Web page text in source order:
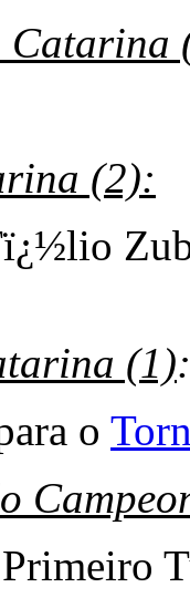
Catarina
(2):
(1):
o